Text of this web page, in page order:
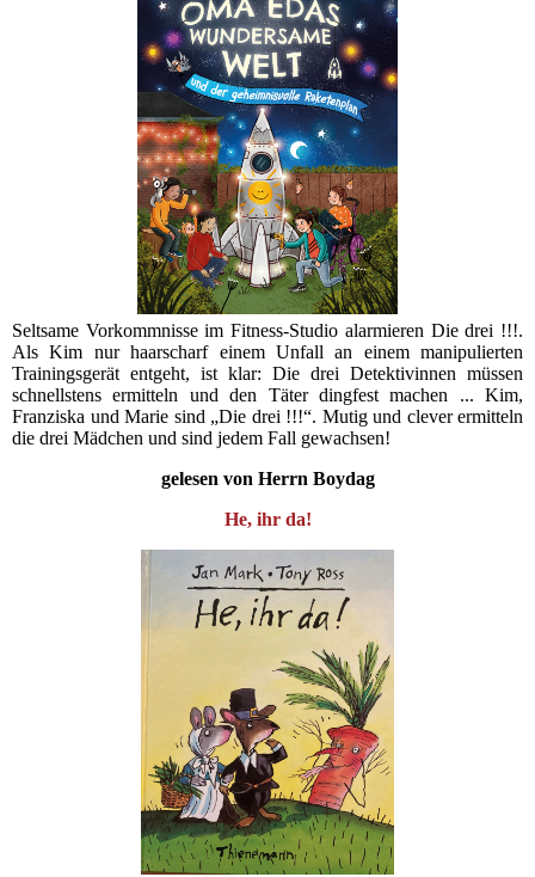
Seltsame Vorkommnisse im Fitness-Studio alarmieren Die drei !!!.
Als Kim nur haarscharf einem Unfall an einem manipulierten
Trainingsgerät entgeht, ist klar: Die drei Detektivinnen müssen
schnellstens ermitteln und den Täter dingfest machen ... Kim,
Franziska und Marie sind „Die drei !!!“. Mutig und clever ermitteln
die drei Mädchen und sind jedem Fall gewachsen!
gelesen von Herrn Boydag
He, ihr da!